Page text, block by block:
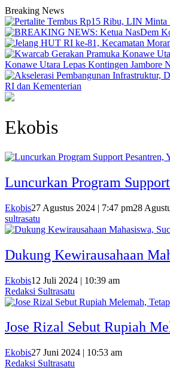
Breaking News
Konawe Utara Lepas Kontingen Jambore
RI dan Kementerian
Ekobis
Luncurkan Program
Ekobis27 Agustus 2024 | 7:47 pm28
sultrasatu
Dukung Kewirausahaan
Ekobis12 Juli 2024 | 10:39 am
Redaksi Sultrasatu
Jose Rizal Sebut Rupiah
Ekobis27 Juni 2024 | 10:53 am
Redaksi Sultrasatu